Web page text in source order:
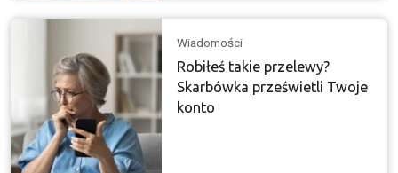
Wiadomości
Robiłeś takie przelewy?
Skarbówka prześwietli Twoje
konto